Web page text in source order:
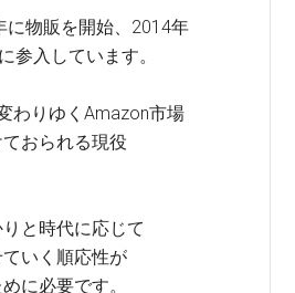
に物販を開始、2014年
参入しています。
わりゆくAmazon市場
おられる現役
と時代に応じて
いく順応性が
に必要です。